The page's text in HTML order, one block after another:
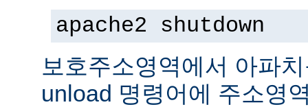
apache2 shutdown
보호주소영역에서 아파
unload 명령어에 주소영